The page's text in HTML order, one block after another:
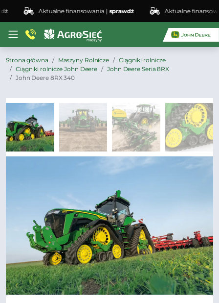
Aktualne finansowania |sprawdź Aktualne
Strona główna Maszyny Rolnicze
Ciągniki rolnicze
Ciągniki rolnicze John Deere
John Deere Seria 8RX
John Deere 8RX 340